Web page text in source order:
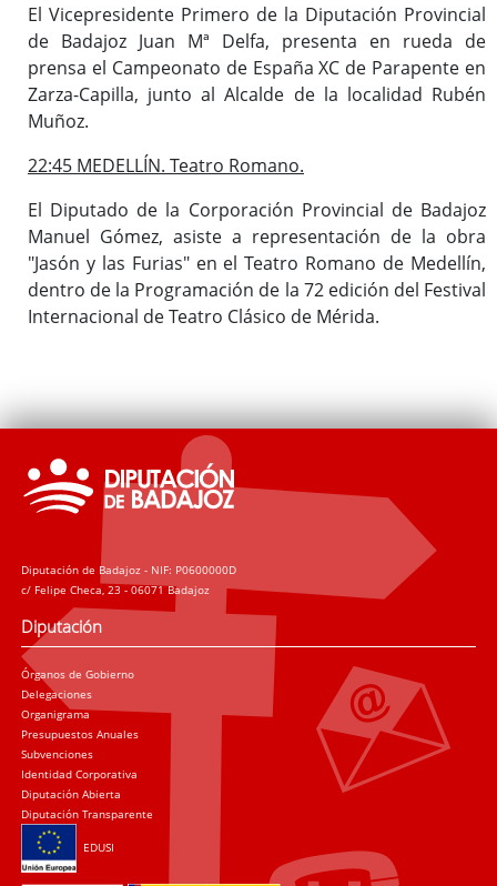
El Vicepresidente Primero de la Diputación Provincial
de Badajoz Juan Mª Delfa, presenta en rueda de
prensa el Campeonato de España XC de Parapente en
Zarza-Capilla, junto al Alcalde de la localidad Rubén
Muñoz.
22:45 MEDELLÍN. Teatro Romano.
El Diputado de la Corporación Provincial de Badajoz
Manuel Gómez, asiste a representación de la obra
"Jasón y las Furias" en el Teatro Romano de Medellín,
dentro de la Programación de la 72 edición del Festival
Internacional de Teatro Clásico de Mérida.
Diputación de Badajoz - NIF: P0600000D
c/ Felipe Checa, 23 - 06071 Badajoz
Diputación
Órganos de Gobierno
Delegaciones
Organigrama
Presupuestos Anuales
Subvenciones
Identidad Corporativa
Diputación Abierta
Diputación Transparente
EDUSI